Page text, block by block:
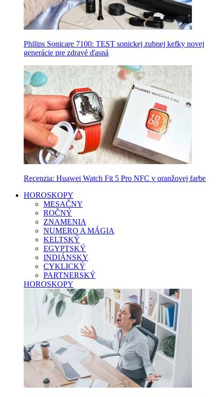
Philips Sonicare 7100: TEST sonickej zubnej kefky novej
generácie pre zdravé ďasná
Recenzia: Huawei Watch Fit 5 Pro NFC v oranžovej farbe
HOROSKOPY
MESAČNY
ROČNÝ
ZNAMENIA
NUMERO A MÁGIA
KELTSKÝ
EGYPTSKÝ
INDIÁNSKY
CYKLICKÝ
PARTNERSKÝ
HOROSKOPY